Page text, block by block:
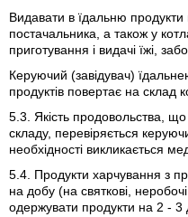
Видавати в їдальню продукти
постачальника, а також у
приготування і видачі їжі,
Керуючий (завідувач)
продуктів повертає на склад
5.3. Якість продовольства,
складу, перевіряється
необхідності викликається
5.4. Продукти харчування з
на добу (на святкові, неробочі
одержувати продукти на 2 - 3